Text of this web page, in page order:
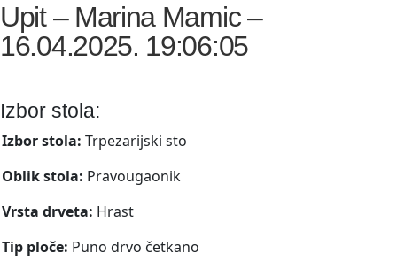
Upit – Marina Mamic –
16.04.2025. 19:06:05
Izbor stola:
Izbor stola: Trpezarijski sto
Oblik stola: Pravougaonik
Vrsta drveta: Hrast
Tip ploče: Puno drvo četkano